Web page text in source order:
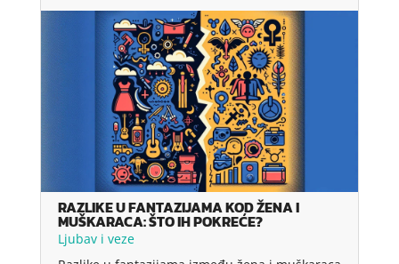
RAZLIKE U FANTAZIJAMA KOD ŽENA I
MUŠKARACA: ŠTO IH POKREĆE?
Ljubav i veze